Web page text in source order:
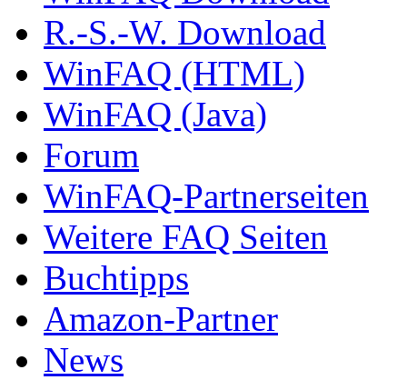
R.-S.-W. Download
WinFAQ (HTML)
WinFAQ (Java)
Forum
WinFAQ-Partnerseiten
Weitere FAQ Seiten
Buchtipps
Amazon-Partner
News